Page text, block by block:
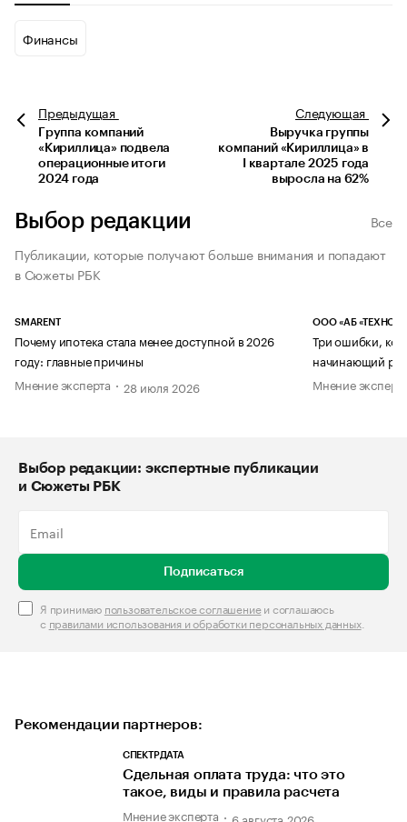
Финансы
Предыдущая
Группа компаний
«Кириллица» подвела
операционные итоги
2024 года
Следующая
Выручка группы
компаний «Кириллица» в
I квартале 2025 года
выросла на 62%
Выбор редакции
Все
Публикации, которые получают больше внимания и попадают
в Сюжеты РБК
SMARENT
Почему ипотека стала менее доступной в 2026
году: главные причины
Мнение эксперта
28 июля 2026
ООО «АБ
Три ошибки,
начинающий
Мнение
Выбор редакции: экспертные публикации
и Сюжеты РБК
Подписаться
Я принимаю пользовательское соглашениеи соглашаюсь
с правилами использования и обработки персональных данных.
Рекомендации партнеров:
СПЕКТРДАТА
Сдельная оплата труда: что это
такое, виды и правила расчета
Мнение эксперта 6 августа 2026